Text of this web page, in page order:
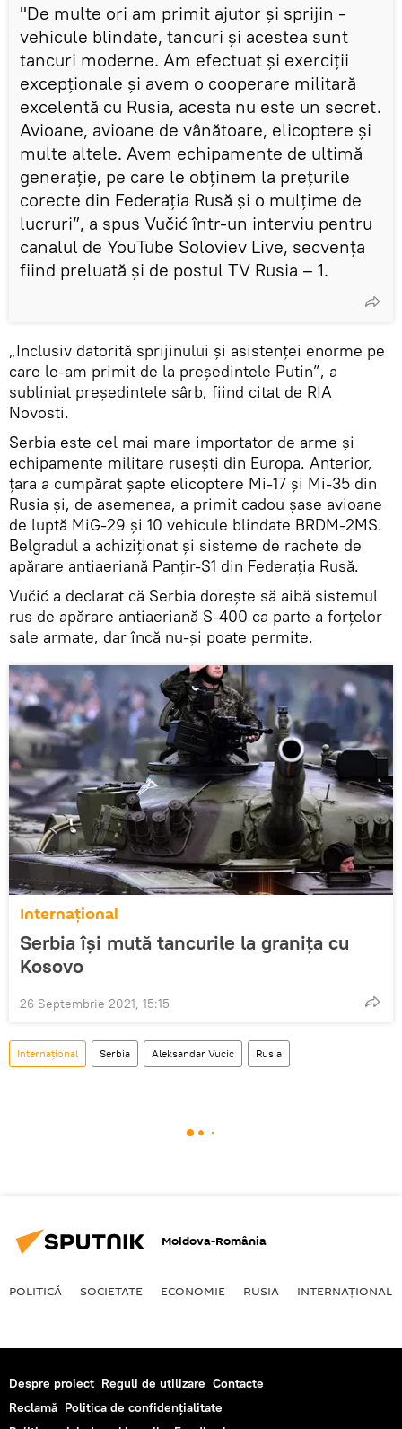
"De multe ori am primit ajutor și sprijin -
vehicule blindate, tancuri și acestea sunt
tancuri moderne. Am efectuat și exerciții
excepționale și avem o cooperare militară
excelentă cu Rusia, acesta nu este un secret.
Avioane, avioane de vânătoare, elicoptere și
multe altele. Avem echipamente de ultimă
generație, pe care le obținem la prețurile
corecte din Federația Rusă și o mulțime de
lucruri”, a spus Vučić într-un interviu pentru
canalul de YouTube Soloviev Live, secvența
fiind preluată și de postul TV Rusia – 1.
„Inclusiv datorită sprijinului și asistenței enorme pe
care le-am primit de la președintele Putin”, a
subliniat președintele sârb, fiind citat de RIA
Novosti.
Serbia este cel mai mare importator de arme și
echipamente militare rusești din Europa. Anterior,
țara a cumpărat șapte elicoptere Mi-17 și Mi-35 din
Rusia și, de asemenea, a primit cadou șase avioane
de luptă MiG-29 și 10 vehicule blindate BRDM-2MS.
Belgradul a achiziționat și sisteme de rachete de
apărare antiaeriană Panțir-S1 din Federația Rusă.
Vučić a declarat că Serbia dorește să aibă sistemul
rus de apărare antiaeriană S-400 ca parte a forțelor
sale armate, dar încă nu-și poate permite.
Internaţional
Serbia își mută tancurile la granița cu
Kosovo
26 Septembrie 2021, 15:15
Internaţional Serbia Aleksandar Vucic Rusia
Moldova-România
POLITICĂ SOCIETATE ECONOMIE RUSIA INTERNAŢIONAL
Despre proiect Reguli de utilizare Contacte
Reclamă Politica de confidențialitate